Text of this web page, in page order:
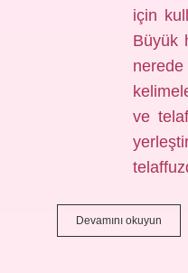
için
Büyük
nerede
ve
Devamını okuyun
Harfler